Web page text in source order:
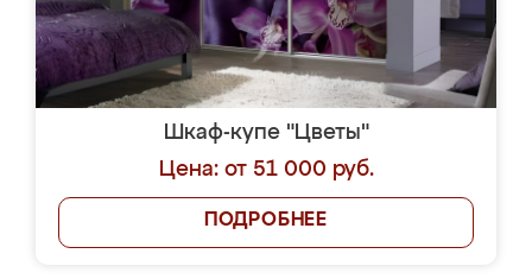
Шкаф-купе "Цветы"
Цена: от 51 000 руб.
ПОДРОБНЕЕ